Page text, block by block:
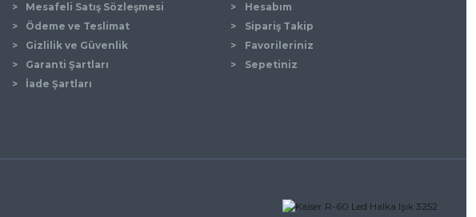
Mesafeli Satış Sözleşmesi
Ödeme ve Teslimat
Gizlilik ve Güvenlik
Garanti Şartları
İade Şartları
Hesabım
Sipariş Takip
Favorileriniz
Sepetiniz